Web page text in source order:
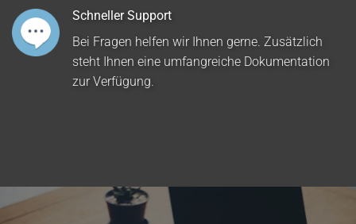
Schneller Support
Bei Fragen helfen wir Ihnen gerne. Zusätzlich
steht Ihnen eine umfangreiche Dokumentation
zur Verfügung.